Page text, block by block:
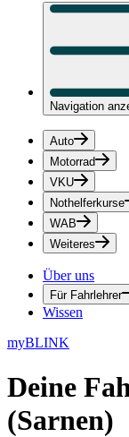
Navigation
Auto
Motorrad
VKU
Nothelferkurse
WAB
Weiteres
Über uns
Für Fahrlehrer
Wissen
myBLINK
Deine
(Sarnen)